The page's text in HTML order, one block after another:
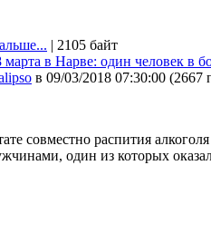
| 2105 байт
марта в Нарве: один человек в
в 09/03/2018 07:30:00 (2667
совместно распития
один из которых